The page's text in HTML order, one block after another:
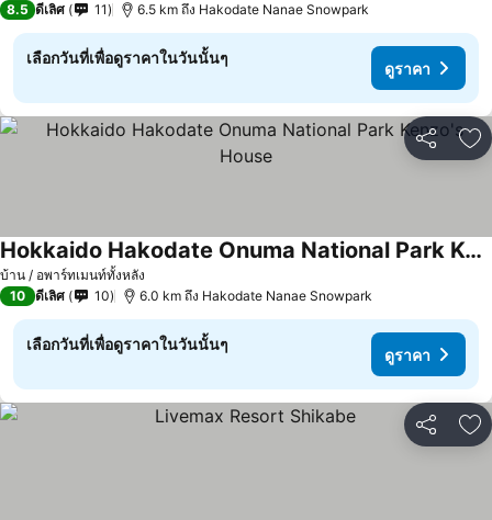
8.5 ดีเลิศ 11 6.5 km ถึง Hakodate Nanae Snowpark
เลือกวันที่เพื่อดูราคาในวันนั้นๆ
ดูราคา
แชร์ เ
บ้าน / อพาร์ทเมนท์ทั้งหลัง
Hokkaido Hakodate Onuma National Park Kenzo's House
ดูราคา
10 ดีเลิศ 10 6.0 km ถึง Hakodate Nanae Snowpark
เลือกวันที่เพื่อดูราคาในวันนั้นๆ
ดูราคา
แชร์ เ